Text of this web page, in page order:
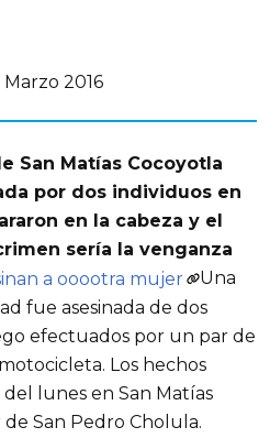
2016
San Matías Cocoyotla
por dos individuos en
en la cabeza y el
sería la venganza
Una
fue asesinada de dos
efectuados por un par de
Los hechos
lunes en San Matías
San Pedro Cholula.